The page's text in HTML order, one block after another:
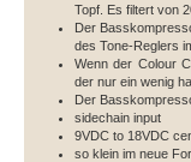
Topf. Es filtert von
Der
des Tone-Reglers
Wenn der Colour
der nur ein wenig
Der
sidechain input
9VDC to 18VDC
so klein im neue